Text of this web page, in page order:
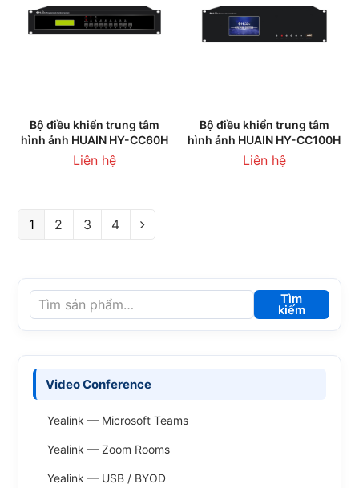
Bộ điều khiển trung tâm
hình ảnh HUAIN HY-CC60H
Liên hệ
Bộ điều khiển trung tâm
hình ảnh HUAIN HY-CC100H
Liên hệ
1 2 3 4
Tìm
kiếm
Video Conference
Yealink — Microsoft Teams
Yealink — Zoom Rooms
Yealink — USB / BYOD